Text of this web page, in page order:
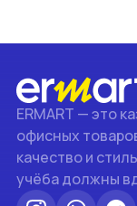
Корзина
ERMART — это
офисных
качество и
учёба должны